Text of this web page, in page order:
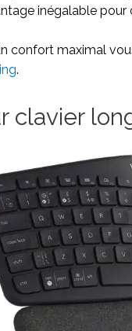
inégalable pour
confort maximal
.
clavier